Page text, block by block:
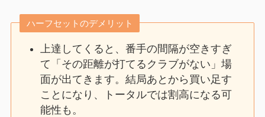
ハーフセットのデメリット
上達してくると、番手の間隔が空きすぎ
て「その距離が打てるクラブがない」場
面が出てきます。結局あとから買い足す
ことになり、トータルでは割高になる可
能性も。